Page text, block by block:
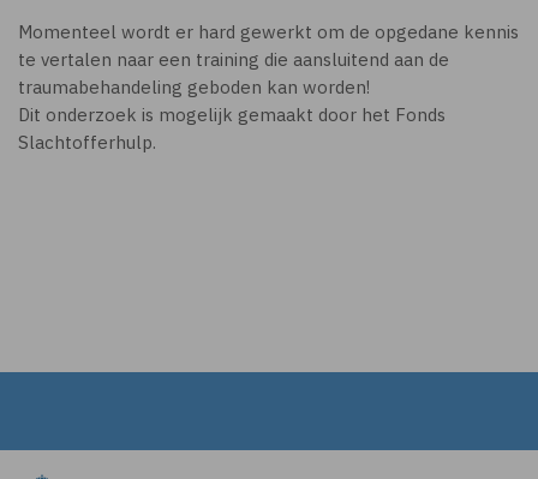
Momenteel wordt er hard gewerkt om de opgedane kennis
te vertalen naar een training die aansluitend aan de
traumabehandeling geboden kan worden!
Dit onderzoek is mogelijk gemaakt door het Fonds
Slachtofferhulp.